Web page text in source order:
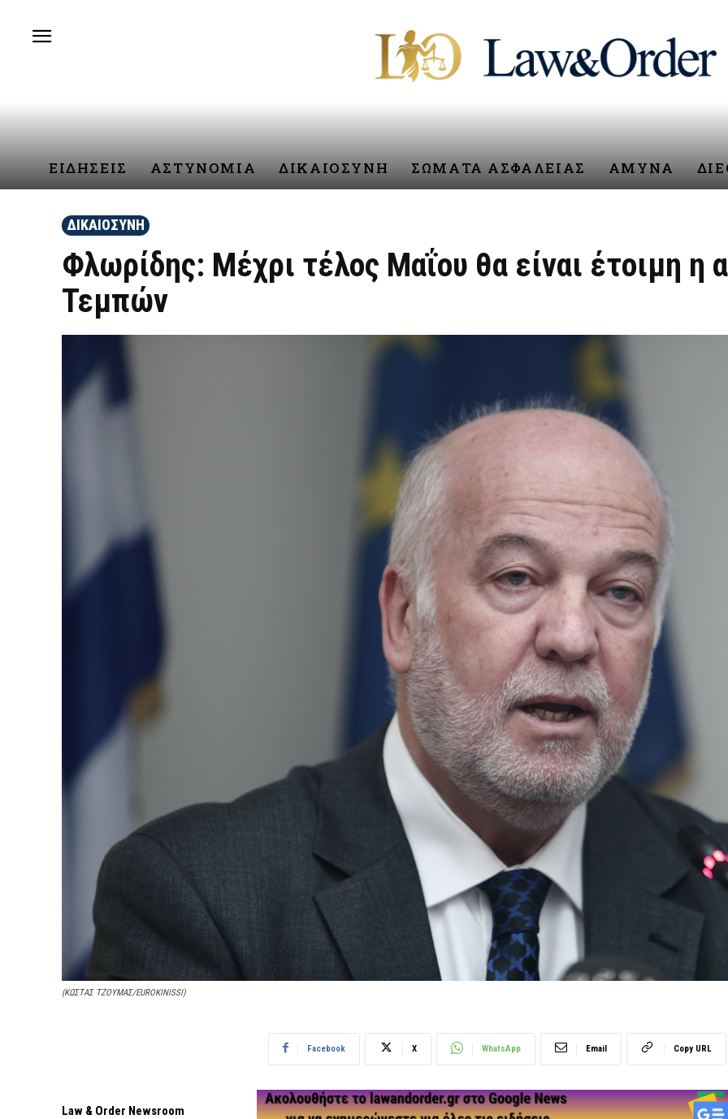
ΕΙΔΗΣΕΙΣ ΑΣΤΥΝΟΜΙΑ ΔΙΚΑΙΟΣΥΝΗ ΣΩΜΑΤΑ ΑΣΦΑΛΕΙΑΣ ΑΜΥΝΑ
ΔΙΚΑΙΟΣΥΝΗ
Φλωρίδης: Μέχρι τέλος Μαΐου θα είναι έτοιμη η
Τεμπών
(ΚΩΣΤΑΣ ΤΖΟΥΜΑΣ/EUROKINISSI)
Law & Order Newsroom
Facebook X WhatsApp Email Copy URL